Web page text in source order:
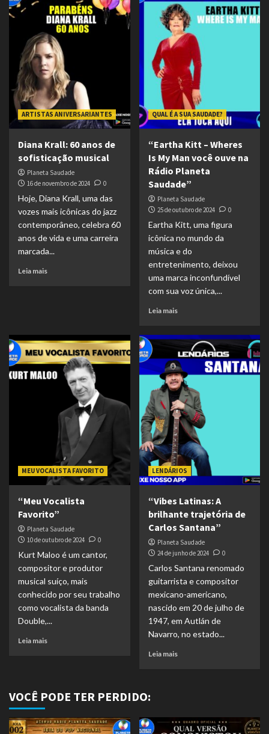
ARTISTAS ANIVERSARIANTES
Diana Krall: 60 anos de
sofisticação musical
Planeta Saudade
16 de novembro de 2024
0
Hoje, Diana Krall, uma das
vozes mais icônicas do jazz
contemporâneo, celebra 60
anos de vida e uma carreira
marcada...
Leia mais
QUAL É A SUA SAUDADE?
“Eartha Kitt – Wheres
Is My Man você ouve na
Rádio Planeta
Saudade”
Planeta Saudade
25 de outubro de 2024
0
Eartha Kitt, uma figura
icônica no mundo da
música e do
entretenimento, deixou
uma marca inconfundível
com sua voz única,...
Leia mais
MEU VOCALISTA FAVORITO
“Meu Vocalista
Favorito”
Planeta Saudade
10 de outubro de 2024
0
Kurt Maloo é um cantor,
compositor e produtor
musical suíço, mais
conhecido por seu trabalho
como vocalista da banda
Double,...
Leia mais
LENDÁRIOS
“Vibes Latinas: A
brilhante trajetória de
Carlos Santana”
Planeta Saudade
24 de junho de 2024
0
Carlos Santana renomado
guitarrista e compositor
mexicano-americano,
nascido em 20 de julho de
1947, em Autlán de
Navarro, no estado...
Leia mais
VOCÊ PODE TER PERDIDO: